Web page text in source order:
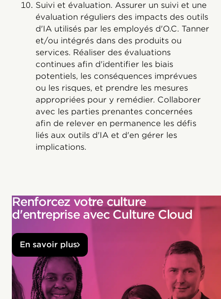
Suivi et évaluation. Assurer un suivi et une
évaluation réguliers des impacts des outils
d'IA utilisés par les employés d'O.C. Tanner
et/ou intégrés dans des produits ou
services. Réaliser des évaluations
continues afin d'identifier les biais
potentiels, les conséquences imprévues
ou les risques, et prendre les mesures
appropriées pour y remédier. Collaborer
avec les parties prenantes concernées
afin de relever en permanence les défis
liés aux outils d'IA et d'en gérer les
implications.
Renforcez votre culture
d'entreprise avec Culture Cloud
En savoir plus